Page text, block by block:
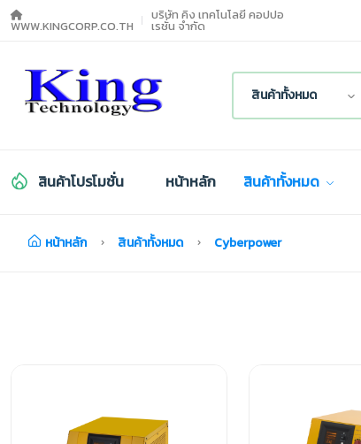
WWW.KINGCORP.CO.TH
บริษัท คิง เทคโนโลยี คอปปอ
เรชั่น จำกัด
สินค้าทั้งหมด
สินค้าโปรโมชั่น หน้าหลัก สินค้าทั้งหมด
หน้าหลัก สินค้าทั้งหมด Cyberpower